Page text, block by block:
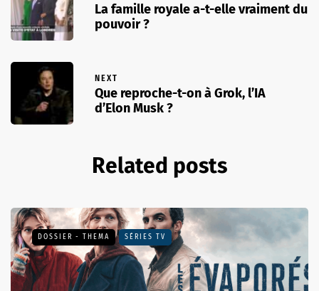
La famille royale a-t-elle vraiment du
pouvoir ?
NEXT
Que reproche-t-on à Grok, l’IA
d’Elon Musk ?
Related posts
DOSSIER - THEMA SÉRIES TV